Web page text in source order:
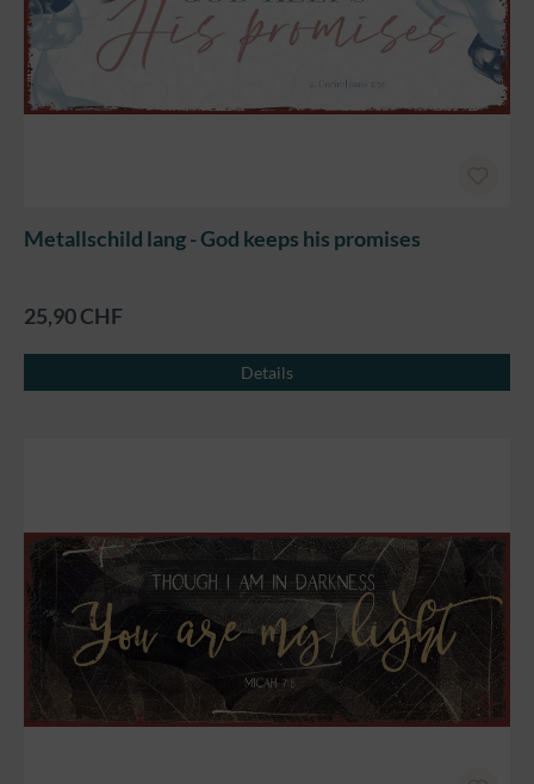
Metallschild lang - God keeps his promises
25,90 CHF
Details